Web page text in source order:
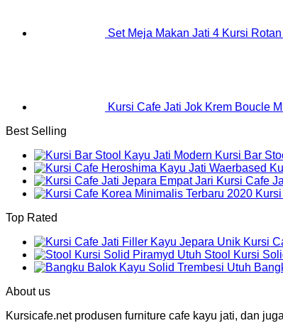
Set Meja Makan Jati 4 Kursi
Kursi Cafe Jati Jok Krem Boucle
Best Selling
Kursi Bar
Kursi Cafe
Top Rated
Kursi
Stool Kursi
About us
Kursicafe.net produsen furniture cafe kayu jati, dan